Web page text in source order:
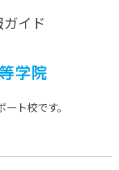
イド
ト校です。